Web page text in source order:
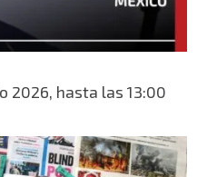
2026, hasta las 13:00